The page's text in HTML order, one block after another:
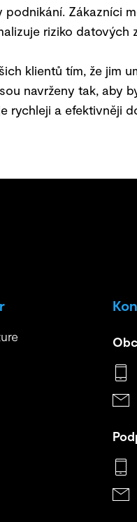
Zákazníci
riziko datových
klientů tím, že jim
navrženy tak, aby
rychleji a efektivněji